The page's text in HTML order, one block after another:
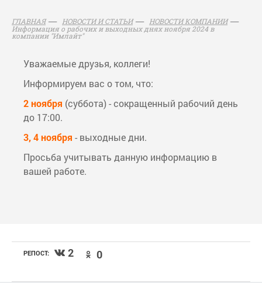
ГЛАВНАЯ НОВОСТИ И СТАТЬИ
НОВОСТИ КОМПАНИИ
Информация о рабочих и выходных днях ноября 2024 в
компании "Имлайт"
Уважаемые друзья, коллеги!
Информируем вас о том, что:
2 ноября (суббота) - сокращенный рабочий день
до 17:00.
3, 4 ноября - выходные дни.
Просьба учитывать данную информацию в
вашей работе.
РЕПОСТ: 2 0